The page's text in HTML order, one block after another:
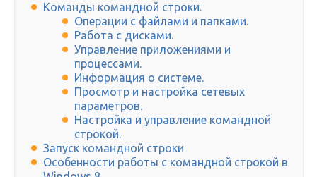
Команды командной строки.
Операции с файлами и папками.
Работа с дисками.
Управление приложениями и
процессами.
Информация о системе.
Просмотр и настройка сетевых
параметров.
Настройка и управление командной
строкой.
Запуск командной строки
Особенности работы с командной строкой в